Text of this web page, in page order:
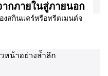
ากภายในสู่ภายนอก
งสกินแคร์หรือทรีตเมนต์จ